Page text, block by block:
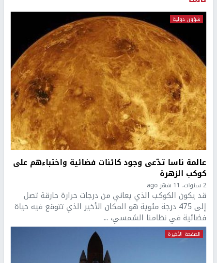
شؤون دولية
عالمة ناسا تدّعى وجود كائنات فضائية واختباءهم على
كوكب الزهرة
2 سنوات، 11 شهر ago
قد يكون الكوكب الذي يعاني من درجات حرارة حارقة تصل
إلى 475 درجة مئوية هو المكان الأخير الذي تتوقع فيه حياة
فضائية في نظامنا الشمسي، ...
الصفحة الأخيرة